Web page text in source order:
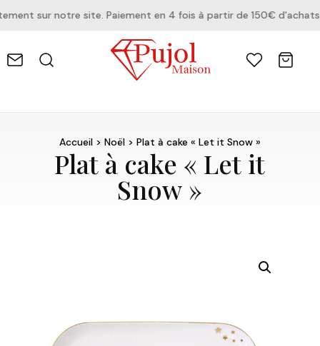
sur notre site. Paiement en 4 fois à partir de 150€ d'achats.
Accueil> Noël> Plat à cake « Let it Snow »
Plat à cake « Let it
Snow »